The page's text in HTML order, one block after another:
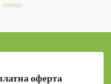
оферта